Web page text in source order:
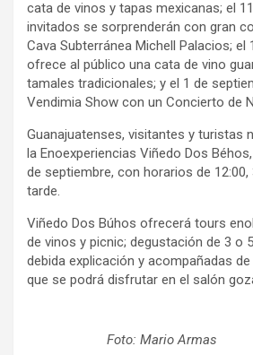
cata de vinos y tapas mexicanas; el
invitados se sorprenderán con gran
Cava Subterránea Michell Palacios; el
ofrece al público una cata de vino
tamales tradicionales; y el 1 de
Vendimia Show con un Concierto de
Guanajuatenses, visitantes y turistas
la Enoexperiencias Viñedo Dos
de septiembre, con horarios de 12:00,
tarde.
Viñedo Dos Búhos ofrecerá tours
de vinos y picnic; degustación de 3 o
debida explicación y acompañadas
que se podrá disfrutar en el salón
Foto: Mario Armas